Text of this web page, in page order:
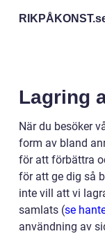
RIKPÅKONST.
Lagring
När du besöker
form av bland
för att förbättra
för att ge dig så
inte vill att vi
samlats (se
användning av